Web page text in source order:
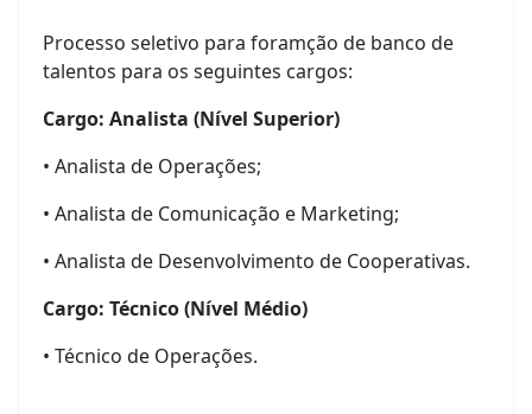
Processo seletivo para foramção de banco de
talentos para os seguintes cargos:
Cargo: Analista (Nível Superior)
• Analista de Operações;
• Analista de Comunicação e Marketing;
• Analista de Desenvolvimento de Cooperativas.
Cargo: Técnico (Nível Médio)
• Técnico de Operações.